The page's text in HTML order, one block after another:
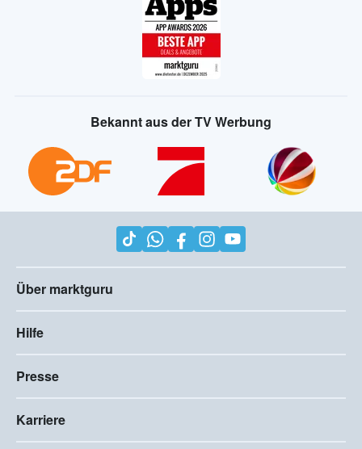
Bekannt aus der TV Werbung
Über marktguru
Hilfe
Presse
Karriere